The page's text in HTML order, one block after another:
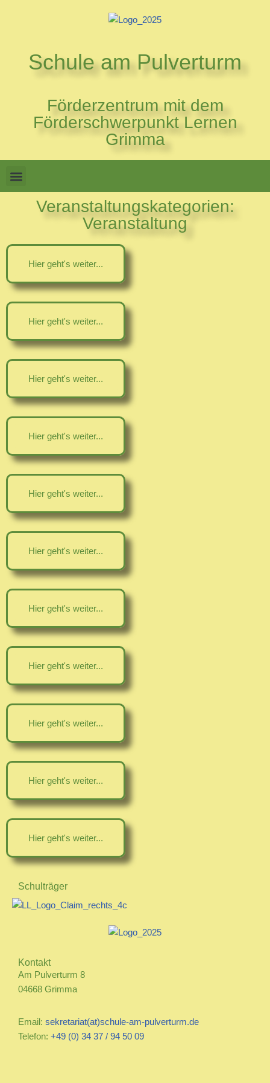
springenSchule am Pulverturm
Förderzentrum mit dem
Förderschwerpunkt Lernen
Grimma
Veranstaltungskategorien:
Veranstaltung
Hier geht's weiter...
Hier geht's weiter...
Hier geht's weiter...
Hier geht's weiter...
Hier geht's weiter...
Hier geht's weiter...
Hier geht's weiter...
Hier geht's weiter...
Hier geht's weiter...
Hier geht's weiter...
Hier geht's weiter...
Schulträger
Kontakt
Am Pulverturm 8
04668 Grimma
Email: sekretariat(at)schule-am-pulverturm.de
Telefon: +49 (0) 34 37 / 94 50 09